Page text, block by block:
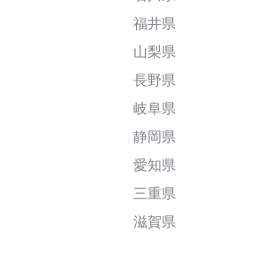
福井県
山梨県
長野県
岐阜県
静岡県
愛知県
三重県
滋賀県